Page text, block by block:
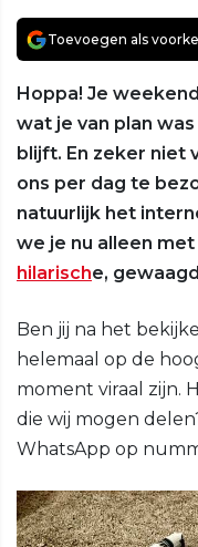
Toevoegen als
Hoppa! Je
wat je van plan
blijft. En zeker niet
ons per dag te
natuurlijk het
we je nu alleen
hilarische,
Ben jij na het
helemaal op de
moment viraal zijn.
die wij mogen
WhatsApp op